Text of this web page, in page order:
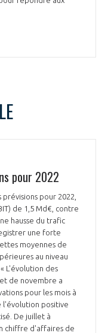
pour 2022
pour 2022,
de 1,5 Md€, contre
hausse du trafic
une forte
moyennes de
au niveau
L'évolution des
de novembre a
pour les mois à
l'évolution positive
De juillet à
chiffre d'affaires de